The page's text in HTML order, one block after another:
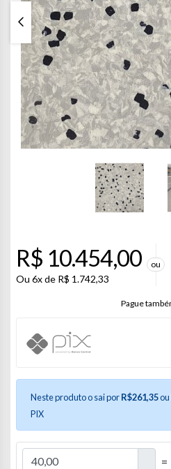
R$ 10.454,00
Ou 6x de R$ 1.742,33
ou
Neste produto o sai porR$261,35ou
PIX
=